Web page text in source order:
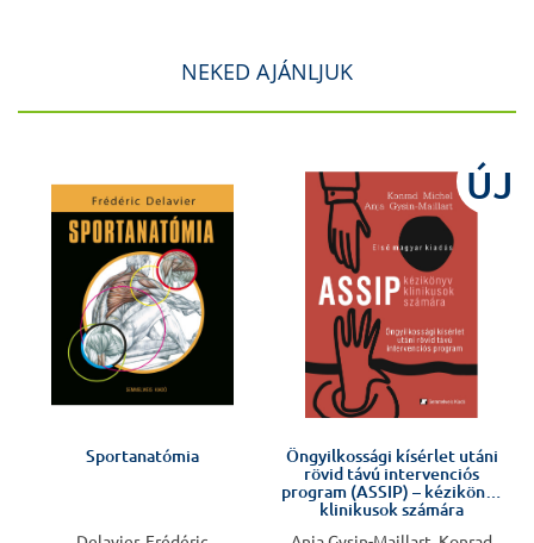
NEKED AJÁNLJUK
Sportanatómia
ÚJ
Öngyilkossági kísérlet utáni
rövid távú intervenciós
program (ASSIP) – kézikönyv
klinikusok számára